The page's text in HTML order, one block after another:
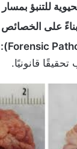
للتنبؤ
على الخصائص
قانونيًا.